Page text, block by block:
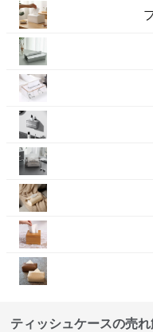
ティッシュケースの売